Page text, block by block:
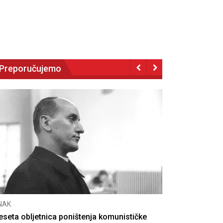
Preporučujemo
obljetnica poništenja komunističke